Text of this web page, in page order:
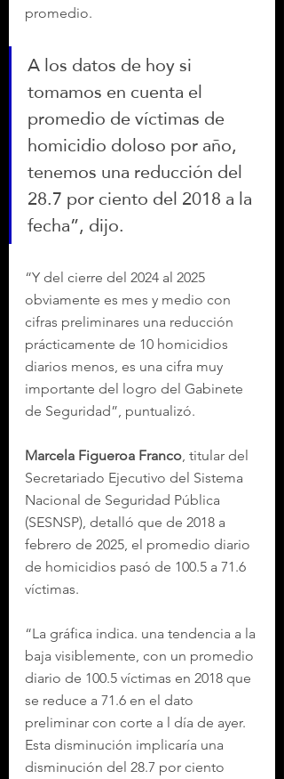
promedio.
A los datos de hoy si
tomamos en cuenta el
promedio de víctimas de
homicidio doloso por año,
tenemos una reducción del
28.7 por ciento del 2018 a la
fecha”, dijo.
“Y del cierre del 2024 al 2025
obviamente es mes y medio con
cifras preliminares una reducción
prácticamente de 10 homicidios
diarios menos, es una cifra muy
importante del logro del Gabinete
de Seguridad”, puntualizó.
Marcela Figueroa Franco , titular del
Secretariado Ejecutivo del Sistema
Nacional de Seguridad Pública
(SESNSP), detalló que de 2018 a
febrero de 2025, el promedio diario
de homicidios pasó de 100.5 a 71.6
víctimas.
“La gráfica indica. una tendencia a la
baja visiblemente, con un promedio
diario de 100.5 víctimas en 2018 que
se reduce a 71.6 en el dato
preliminar con corte a l día de ayer.
Esta disminución implicaría una
disminución del 28.7 por ciento